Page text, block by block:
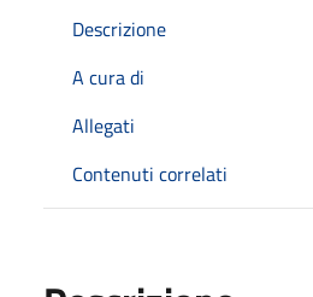
Descrizione
A cura di
Allegati
Contenuti correlati